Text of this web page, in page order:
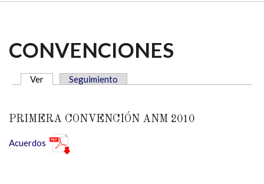
CONVENCIONES
Ver (solapa activa)
Seguimiento
PRIMERA CONVENCIÓN ANM 2010
Acuerdos